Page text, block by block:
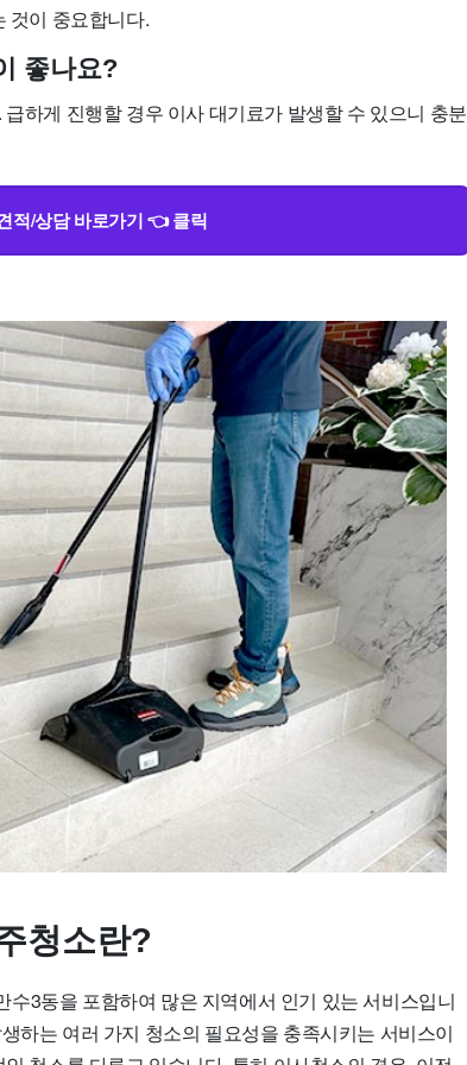
것이 중요합니다.
좋나요?
하게 진행할 경우 이사 대기료가 발생할 수 있으니 충분
적/상담 바로가기 👈 클릭
청소란?
3동을 포함하여 많은 지역에서 인기 있는 서비스입니
하는 여러 가지 청소의 필요성을 충족시키는 서비스이